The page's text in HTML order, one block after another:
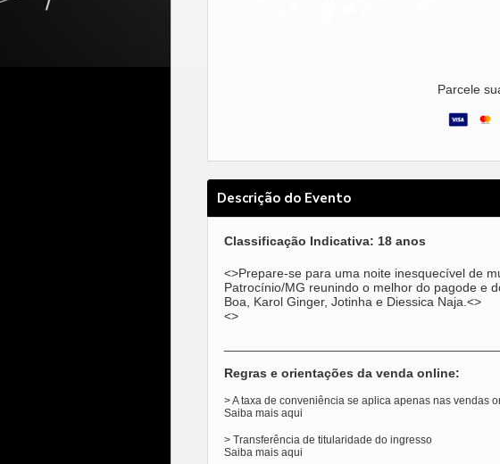
Parcele
Descrição do Evento
Classificação Indicativa: 18 anos
<>Prepare-se para uma noite inesquecível de
Patrocínio/MG reunindo o melhor do pagode e
Boa, Karol Ginger, Jotinha e Diessica Naja.<>
<>
Regras e orientações da venda online:
> A taxa de conveniência se aplica apenas nas vendas
Saiba mais aqui
> Transferência de titularidade do ingresso
Saiba mais aqui